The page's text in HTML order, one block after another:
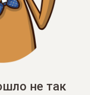
не так